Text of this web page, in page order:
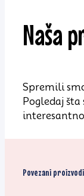
Naša
Spremili
Pogledaj
Povezani proizvodi